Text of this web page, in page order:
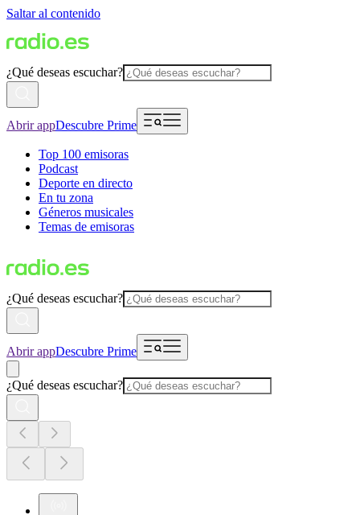
Saltar al contenido
¿Qué deseas escuchar?
Abrir appDescubre Prime
Top 100 emisoras
Podcast
Deporte en directo
En tu zona
Géneros musicales
Temas de emisoras
¿Qué deseas escuchar?
Abrir appDescubre Prime
¿Qué deseas escuchar?